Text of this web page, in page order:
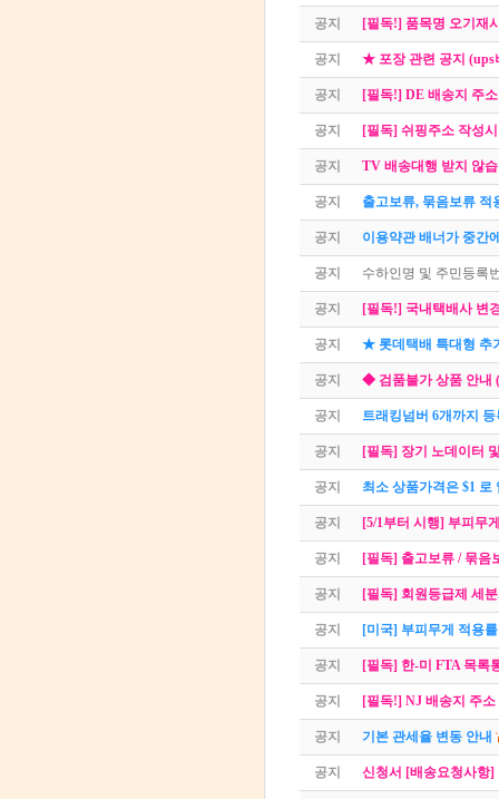
공지 [필독!] 품목명 오기재
공지 ★ 포장 관련 공지 (ups
공지 [필독!] DE 배송지 주
공지 [필독] 쉬핑주소 작성
공지 TV 배송대행 받지 않
공지 출고보류, 묶음보류 적
공지 이용약관 배너가 중간
공지 수하인명 및 주민등록
공지 [필독!] 국내택배사 변
공지 ★ 롯데택배 특대형 추
공지 ◆ 검품불가 상품 안내
공지 트래킹넘버 6개까지
공지 [필독] 장기 노데이터
공지 최소 상품가격은 $1 로
공지 [5/1부터 시행] 부피무
공지 [필독] 출고보류 / 묶음
공지 [필독] 회원등급제 세
공지 [미국] 부피무게 적용
공지 [필독] 한-미 FTA 목록
공지 [필독!] NJ 배송지 주소
공지 기본 관세율 변동 안내
공지 신청서 [배송요청사항]